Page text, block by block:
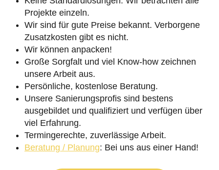
Projekte einzeln.
Wir sind für gute Preise bekannt. Verborgene
Zusatzkosten gibt es nicht.
Wir können anpacken!
Große Sorgfalt und viel Know-how zeichnen
unsere Arbeit aus.
Persönliche, kostenlose Beratung.
Unsere Sanierungsprofis sind bestens
ausgebildet und qualifiziert und verfügen über
viel Erfahrung.
Termingerechte, zuverlässige Arbeit.
Beratung / Planung: Bei uns aus einer Hand!